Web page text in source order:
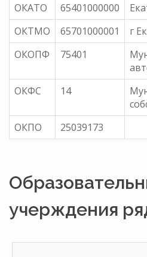
ОКАТО 65401000000
ОКТМО
65701000001
г
ОКОПФ
75401
ОКФС
14
ОКПО
25039173
учерждения